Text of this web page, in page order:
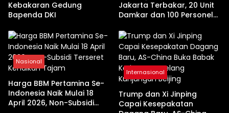
Kebakaran Gedung
Bapenda DKI
Jakarta Terbakar, 20 Unit
Damkar dan 100 Personel
Nasional
Harga BBM Pertamina Se-
Indonesia Naik Mulai 18
April 2026, Non-Subsidi
Internasional
Trump dan Xi Jinping
Capai Kesepakatan